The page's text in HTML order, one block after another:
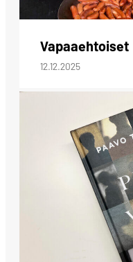
Vapaaehtoiset
12.12.2025